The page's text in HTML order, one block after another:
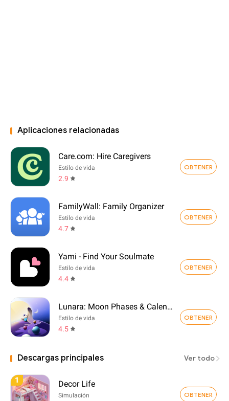
Aplicaciones relacionadas
Care.com: Hire Caregivers
Estilo de vida
2.9
OBTENER
FamilyWall: Family Organizer
Estilo de vida
4.7
OBTENER
Yami - Find Your Soulmate
Estilo de vida
4.4
OBTENER
Lunara: Moon Phases & Calendar
Estilo de vida
4.5
OBTENER
Descargas principales Ver todo
1 Decor Life
Simulación OBTENER